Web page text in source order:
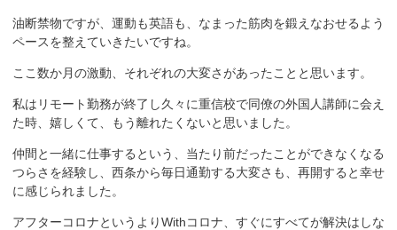
油断禁物ですが、運動も英語も、なまった筋肉を鍛えなおせるよう
ペースを整えていきたいですね。
ここ数か月の激動、それぞれの大変さがあったことと思います。
私はリモート勤務が終了し久々に重信校で同僚の外国人講師に会え
た時、嬉しくて、もう離れたくないと思いました。
仲間と一緒に仕事するという、当たり前だったことができなくなる
つらさを経験し、西条から毎日通勤する大変さも、再開すると幸せ
に感じられました。
アフターコロナというよりWithコロナ、すぐにすべてが解決はしな